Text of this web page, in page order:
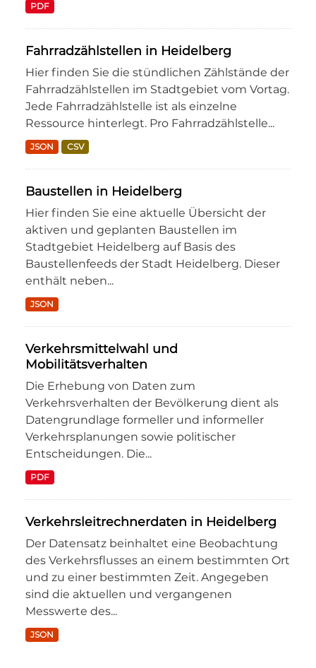
PDF
Fahrradzählstellen in Heidelberg
Hier finden Sie die stündlichen Zählstände der
Fahrradzählstellen im Stadtgebiet vom Vortag.
Jede Fahrradzählstelle ist als einzelne
Ressource hinterlegt. Pro Fahrradzählstelle...
JSON CSV
Baustellen in Heidelberg
Hier finden Sie eine aktuelle Übersicht der
aktiven und geplanten Baustellen im
Stadtgebiet Heidelberg auf Basis des
Baustellenfeeds der Stadt Heidelberg. Dieser
enthält neben...
JSON
Verkehrsmittelwahl und
Mobilitätsverhalten
Die Erhebung von Daten zum
Verkehrsverhalten der Bevölkerung dient als
Datengrundlage formeller und informeller
Verkehrsplanungen sowie politischer
Entscheidungen. Die...
PDF
Verkehrsleitrechnerdaten in Heidelberg
Der Datensatz beinhaltet eine Beobachtung
des Verkehrsflusses an einem bestimmten Ort
und zu einer bestimmten Zeit. Angegeben
sind die aktuellen und vergangenen
Messwerte des...
JSON